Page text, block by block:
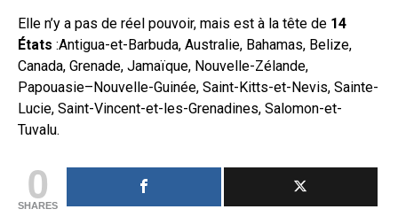
Elle n’y a pas de réel pouvoir, mais est à la tête de 14
États :Antigua-et-Barbuda, Australie, Bahamas, Belize,
Canada, Grenade, Jamaïque, Nouvelle-Zélande,
Papouasie–Nouvelle-Guinée, Saint-Kitts-et-Nevis, Sainte-
Lucie, Saint-Vincent-et-les-Grenadines, Salomon-et-
Tuvalu.
0
SHARES